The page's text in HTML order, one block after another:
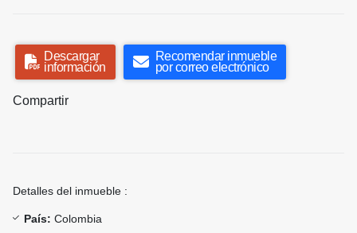
Descargar
información
Recomendar inmueble
por correo electrónico
Compartir
Detalles del inmueble :
País: Colombia